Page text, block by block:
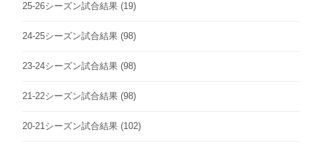
25-26シーズン試合結果 (19)
24-25シーズン試合結果 (98)
23-24シーズン試合結果 (98)
21-22シーズン試合結果 (98)
20-21シーズン試合結果 (102)